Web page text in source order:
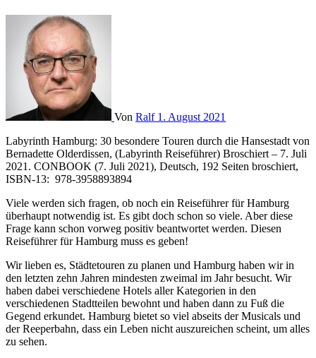
Von Ralf 1. August 2021
Labyrinth Hamburg: 30 besondere Touren durch die Hansestadt von
Bernadette Olderdissen, (Labyrinth Reiseführer) Broschiert – 7. Juli
2021. CONBOOK (7. Juli 2021), Deutsch, 192 Seiten broschiert,
ISBN-13: ‎ 978-3958893894
Viele werden sich fragen, ob noch ein Reiseführer für Hamburg
überhaupt notwendig ist. Es gibt doch schon so viele. Aber diese
Frage kann schon vorweg positiv beantwortet werden. Diesen
Reiseführer für Hamburg muss es geben!
Wir lieben es, Städtetouren zu planen und Hamburg haben wir in
den letzten zehn Jahren mindesten zweimal im Jahr besucht. Wir
haben dabei verschiedene Hotels aller Kategorien in den
verschiedenen Stadtteilen bewohnt und haben dann zu Fuß die
Gegend erkundet. Hamburg bietet so viel abseits der Musicals und
der Reeperbahn, dass ein Leben nicht auszureichen scheint, um alles
zu sehen.